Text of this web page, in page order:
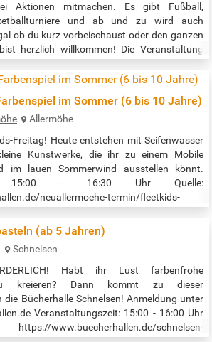
Aktionen mitmachen. Es gibt Fußball,
und ab und zu wird auch
ob du kurz vorbeischaust oder den ganzen
herzlich willkommen! Die Veranstaltung
- 22:00 Uhr Quelle:…
im Sommer (6 bis 10 Jahre)
Allermöhe
Freitag! Heute entstehen mit Seifenwasser
Kunstwerke, die ihr zu einem Mobile
im lauen Sommerwind ausstellen könnt.
15:00 - 16:30 Uhr Quelle:
neuallermoehe-termin/fleetkids-
(ab 5 Jahren)
Schnelsen
Habt ihr Lust farbenfrohe
kreieren? Dann kommt zu dieser
Bücherhalle Schnelsen! Anmeldung unter
Veranstaltungszeit: 15:00 - 16:00 Uhr
schnelsen-